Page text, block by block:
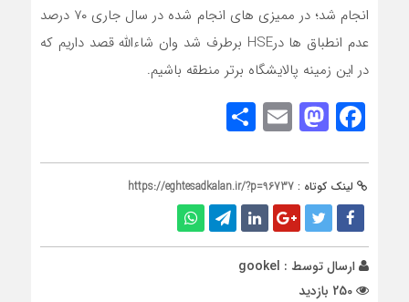
انجام شد؛ در ممیزی های انجام شده در سال جاری ۷۰ درصد
عدم انطباق ها درHSE برطرف شد وان شاءالله قصد داریم که
در این زمینه پالایشگاه برتر منطقه باشیم.
Facebook
Mastodon
Email
لینک کوتاه : https://eghtesadkalan.ir/?p=96737
ارسال توسط : gookel